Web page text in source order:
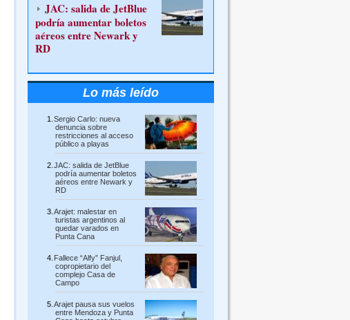
JAC: salida de JetBlue
podría aumentar boletos
aéreos entre Newark y
RD
Lo más leído
Sergio Carlo: nueva
denuncia sobre
restricciones al acceso
público a playas
JAC: salida de JetBlue
podría aumentar boletos
aéreos entre Newark y
RD
Arajet: malestar en
turistas argentinos al
quedar varados en
Punta Cana
Fallece “Alfy” Fanjul,
copropietario del
complejo Casa de
Campo
Arajet pausa sus vuelos
entre Mendoza y Punta